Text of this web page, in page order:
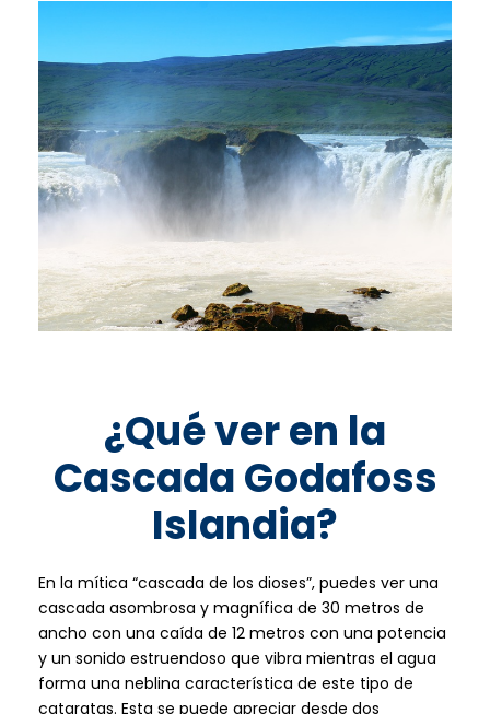
¿Qué ver en la
Cascada Godafoss
Islandia?
En la mítica “cascada de los dioses”, puedes ver una
cascada asombrosa y magnífica de 30 metros de
ancho con una caída de 12 metros con una potencia
y un sonido estruendoso que vibra mientras el agua
forma una neblina característica de este tipo de
cataratas. Esta se puede apreciar desde dos